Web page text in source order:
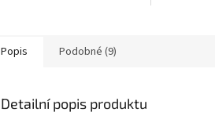
Popis Podobné (9)
Detailní popis produktu